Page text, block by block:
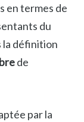
en termes de
du
la définition
de
par la